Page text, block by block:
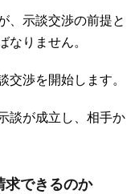
、示談交渉の前提と
なりません。
交渉を開始します。
談が成立し、相手か
求できるのか